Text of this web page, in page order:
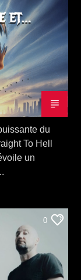
ET…
du
To Hell
un
0